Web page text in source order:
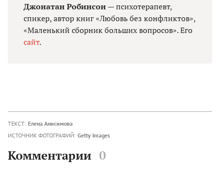
Джонатан Робинсон— психотерапевт,
спикер, автор книг «Любовь без конфликтов»,
«Маленький сборник больших вопросов». Его
сайт.
ТЕКСТ: Елена Анисимова
ИСТОЧНИК ФОТОГРАФИЙ: Getty Images
Комментарии 0